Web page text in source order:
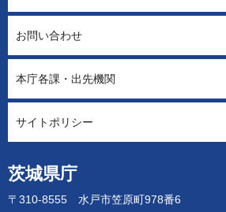
茨城県庁
〒310-8555 水戸市笠原町978番6
お問い合わせ
本庁各課・出先機関
サイトポリシー